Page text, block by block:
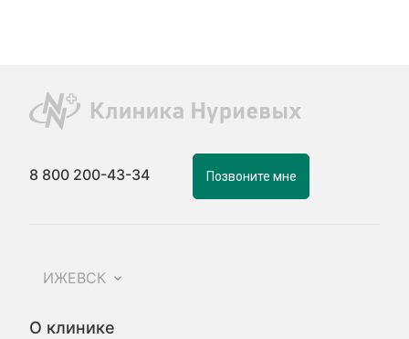
8 800 200-43-34 Позвоните мне
ИЖЕВСК
О клинике